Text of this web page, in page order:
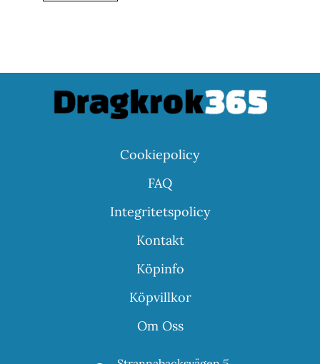
Cookiepolicy
FAQ
Integritetspolicy
Kontakt
Köpinfo
Köpvillkor
Om Oss